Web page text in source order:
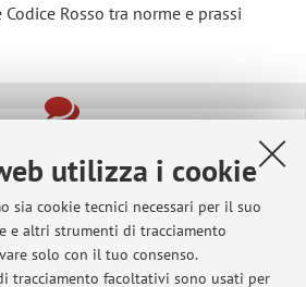
utilizza i cookie
sia cookie tecnici necessari per il suo
e altri strumenti di tracciamento
solo con il tuo consenso.
tracciamento facoltativi sono usati per
Rosso tra norme e prassi
consegna elaborati al docente per
anti-plagio